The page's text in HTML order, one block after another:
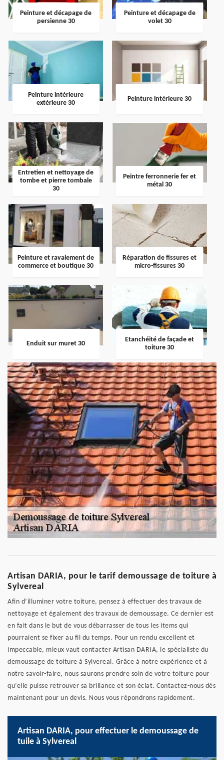
Peinture et décapage de
persienne 30
Peinture et décapage de
volet 30
Peinture intérieure
extérieure 30
Peinture intérieure 30
Entretien et nettoyage de
tombe et pierre tombale
30
Peintre ferronnerie fer et
métal 30
Peinture et ravalement de
commerce et boutique 30
Réparation de fissures et
micro-fissures 30
Enduit sur muret 30
Etanchéité de façade et
toiture 30
Artisan DARIA, pour le tarif demoussage de toiture à
Sylvereal
Afin d’illuminer votre toiture, pensez à effectuer des travaux de
nettoyage et également des travaux de demoussage. Ce dernier est
en fait dans le but de vous débarrasser de tous les items qui
pourraient se fixer au fil du temps. Pour un rendu excellent et
impeccable, mieux vaut contacter Artisan DARIA, le spécialiste du
demoussage de toiture à Sylvereal. Grâce à notre expérience et à
notre savoir-faire, nous saurons prendre soin de votre toiture pour
qu’elle puisse retrouver sa brillance et son éclat. Contactez-nous dès
maintenant pour un devis. Nous vous répondrons rapidement.
Artisan DARIA, pour effectuer le demoussage de
tuile à Sylvereal